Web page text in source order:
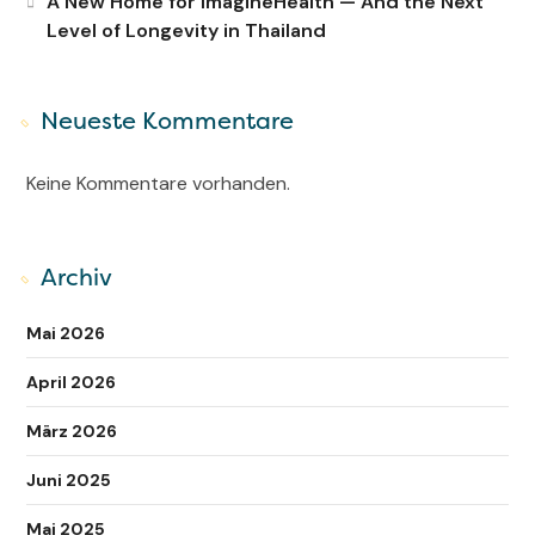
Level of Longevity in Thailand
Neueste Kommentare
Keine Kommentare vorhanden.
Archiv
Mai 2026
April 2026
März 2026
Juni 2025
Mai 2025